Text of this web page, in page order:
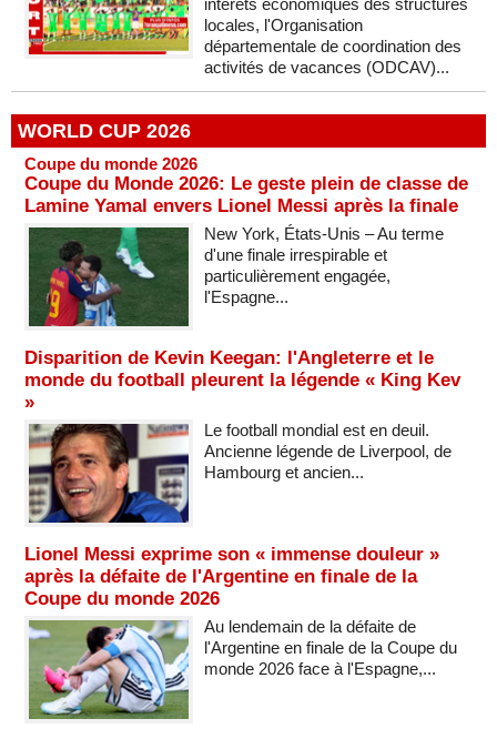
locales, l'Organisation
départementale de coordination des
activités de vacances (ODCAV)...
WORLD CUP 2026
Coupe du monde 2026
Coupe du Monde 2026: Le geste plein de classe de
Lamine Yamal envers Lionel Messi après la finale
New York, États-Unis – Au terme
d'une finale irrespirable et
particulièrement engagée,
l'Espagne...
Disparition de Kevin Keegan: l'Angleterre et le
monde du football pleurent la légende « King Kev
»
Le football mondial est en deuil.
Ancienne légende de Liverpool, de
Hambourg et ancien...
Lionel Messi exprime son « immense douleur »
après la défaite de l'Argentine en finale de la
Coupe du monde 2026
Au lendemain de la défaite de
l'Argentine en finale de la Coupe du
monde 2026 face à l'Espagne,...